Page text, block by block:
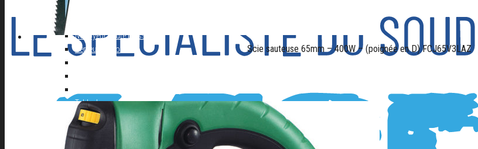
Nettoyeur haute pression
Perceuse à colonne
Table de soudure
EQUIPEMENT DE PROTECTION INDIVIDUELLE
Cagoule Electronique
Scie sauteuse 65mm – 400W – (poignée en D) FCJ65V3LAZ